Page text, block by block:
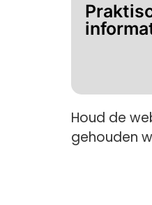
Houd de
gehouden